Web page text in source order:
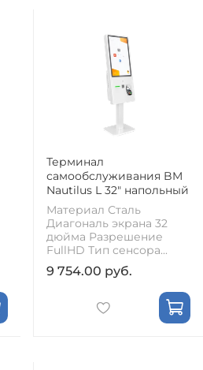
Терминал
самообслуживания BM
Nautilus L 32" напольный
Материал Сталь
Диагональ экрана 32
дюйма Разрешение
FullHD Тип сенсора...
9 754.00 руб.